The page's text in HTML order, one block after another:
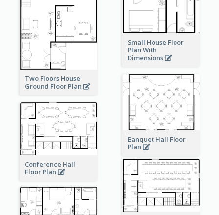
Small House Floor
Plan With
Dimensions
Two Floors House
Ground Floor Plan
Banquet Hall Floor
Plan
Conference Hall
Floor Plan